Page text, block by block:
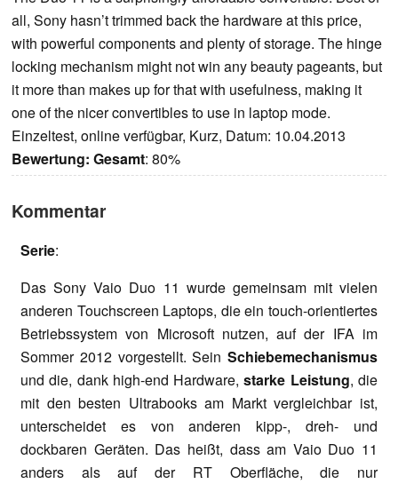
all, Sony hasn’t trimmed back the hardware at this price,
with powerful components and plenty of storage. The hinge
locking mechanism might not win any beauty pageants, but
it more than makes up for that with usefulness, making it
one of the nicer convertibles to use in laptop mode.
Einzeltest, online verfügbar, Kurz, Datum: 10.04.2013
Bewertung: Gesamt: 80%
Kommentar
Serie:
Das Sony Vaio Duo 11 wurde gemeinsam mit vielen
anderen Touchscreen Laptops, die ein touch-orientiertes
Betriebssystem von Microsoft nutzen, auf der IFA im
Sommer 2012 vorgestellt. Sein Schiebemechanismus
und die, dank high-end Hardware,starke Leistung, die
mit den besten Ultrabooks am Markt vergleichbar ist,
unterscheidet es von anderen kipp-, dreh- und
dockbaren Geräten. Das heißt, dass am Vaio Duo 11
anders als auf der RT Oberfläche, die nur